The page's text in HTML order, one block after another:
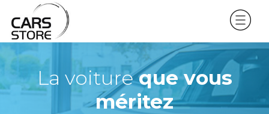
La voitureque vous
méritez